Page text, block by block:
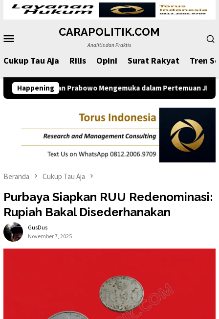
Loncat
konten
CARAPOLITIK.COM
Analitis dan Praktis
Cukup Tau Aja Rilis Opini Surat Rakyat Tren
Happening
Prabowo Mengemuka dalam Pertemuan JK dengan
Beranda Cukup Tau Aja
Purbaya Siapkan RUU Redenominasi:
Rupiah Bakal Disederhanakan
GusDus
November 7, 2025